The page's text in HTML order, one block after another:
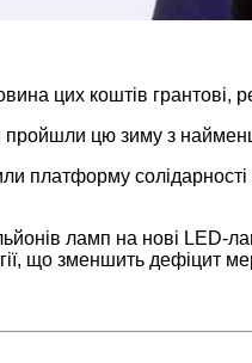
цих коштів грантові,
пройшли цю зиму з
платформу
ламп на нові LED-
що зменшить дефіцит